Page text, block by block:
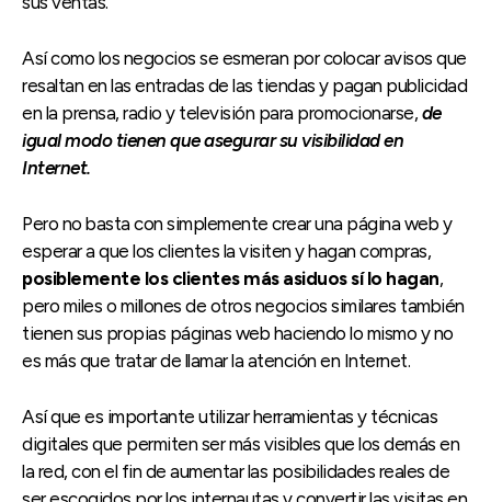
Así como los negocios se esmeran por colocar avisos que
resaltan en las entradas de las tiendas y pagan publicidad
en la prensa, radio y televisión para promocionarse, de
igual modo tienen que asegurar su visibilidad en
Internet.
Pero no basta con simplemente crear una página web y
esperar a que los clientes la visiten y hagan compras,
posiblemente los clientes más asiduos sí lo hagan,
pero miles o millones de otros negocios similares también
tienen sus propias páginas web haciendo lo mismo y no
es más que tratar de llamar la atención en Internet.
Así que es importante utilizar herramientas y técnicas
digitales que permiten ser más visibles que los demás en
la red, con el fin de aumentar las posibilidades reales de